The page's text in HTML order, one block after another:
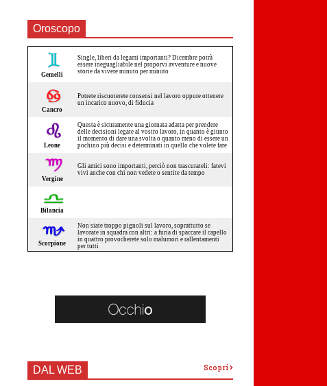
Oroscopo
DAL WEB Scopri